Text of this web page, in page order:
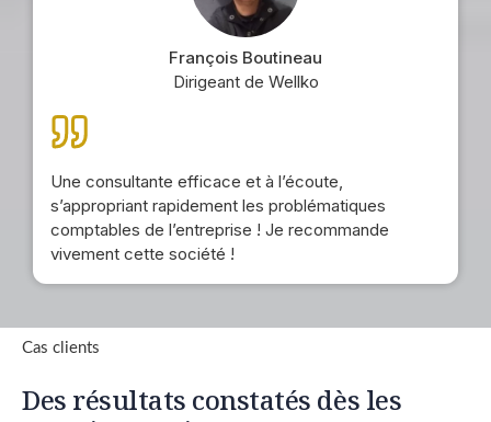
François Boutineau
Dirigeant de Wellko
Une consultante efficace et à l’écoute,
s’appropriant rapidement les problématiques
comptables de l’entreprise ! Je recommande
vivement cette société !
Cas clients
Des résultats constatés dès les